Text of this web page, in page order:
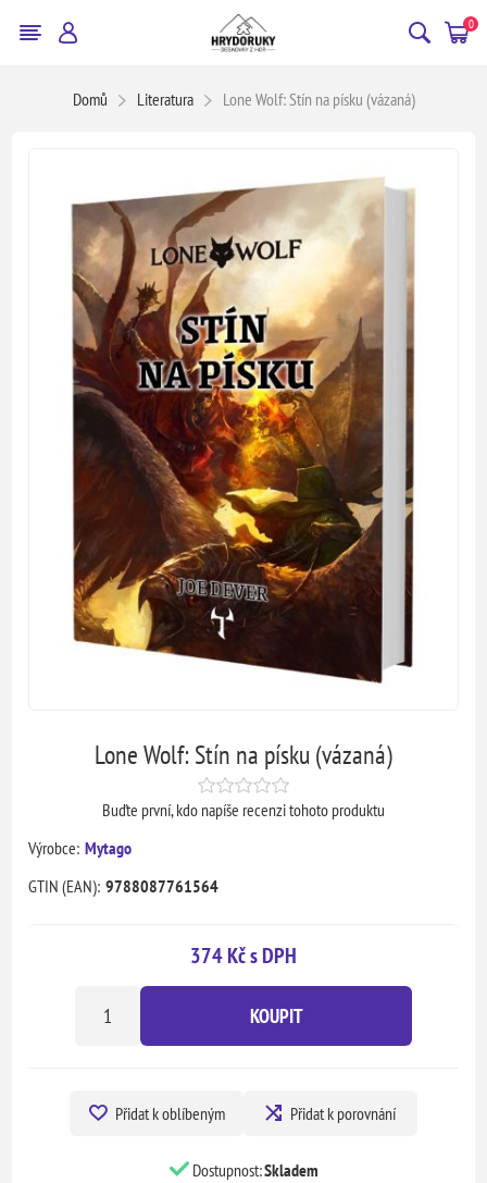
0
Domů Literatura Lone Wolf: Stín na písku (vázaná)
Lone Wolf: Stín na písku (vázaná)
Buďte první, kdo napíše recenzi tohoto produktu
Výrobce: Mytago
GTIN (EAN): 9788087761564
374 Kč s DPH
KOUPIT
Přidat k oblíbeným Přidat k porovnání
Dostupnost:Skladem